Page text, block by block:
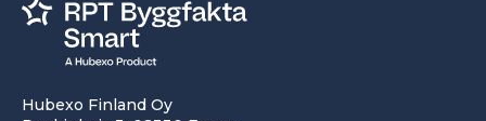
Hubexo Finland Oy